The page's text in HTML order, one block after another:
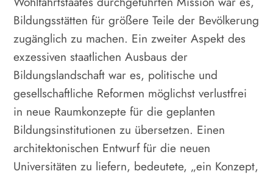
Bildungsstätten für größere Teile der Bevölkerung
zugänglich zu machen. Ein zweiter Aspekt des
exzessiven staatlichen Ausbaus der
Bildungslandschaft war es, politische und
gesellschaftliche Reformen möglichst verlustfrei
in neue Raumkonzepte für die geplanten
Bildungsinstitutionen zu übersetzen. Einen
architektonischen Entwurf für die neuen
Universitäten zu liefern, bedeutete, „ein Konzept,